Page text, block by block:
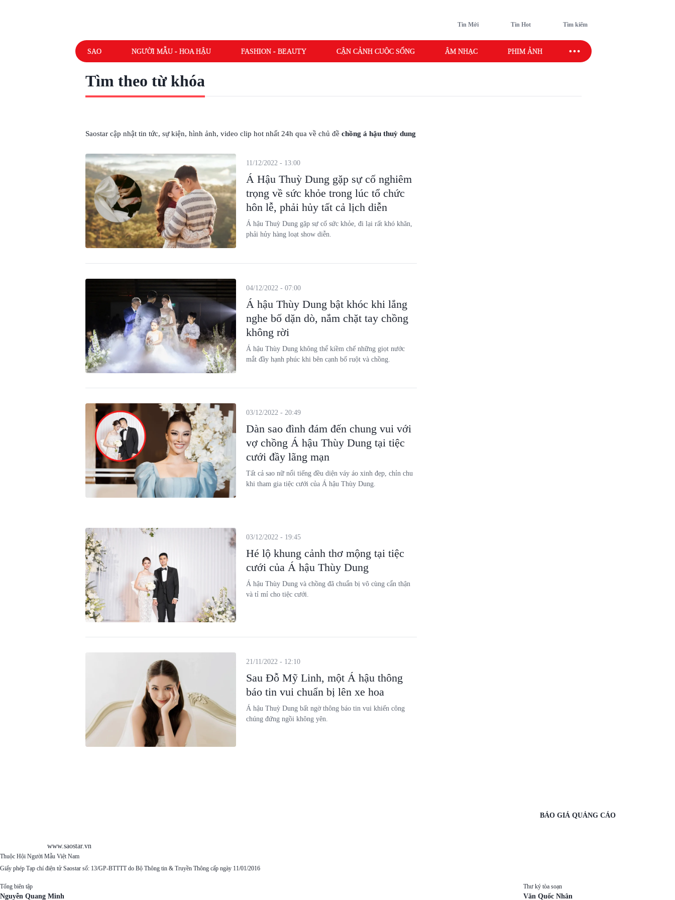
Tin Mới Tin Hot Tìm kiếm
SAO NGƯỜI MẪU - HOA HẬU FASHION - BEAUTY CẬN CẢNH CUỘC SỐNG ÂM NHẠC PHIM ẢNH SAO SPORT
Tìm theo từ khóa
Saostar cập nhật tin tức, sự kiện, hình ảnh, video clip hot nhất 24h qua về chủ đề chồng á hậu thuỳ dung
Á Hậu Thuỳ Dung gặp sự cố nghiêm
trọng về sức khỏe trong lúc tổ chức
hôn lễ, phải hủy tất cả lịch diễn
11/12/2022 - 13:00
Á hậu Thuỳ Dung gặp sự cố sức khỏe, đi lại rất khó khăn,
phải hủy hàng loạt show diễn.
Á hậu Thùy Dung bật khóc khi lắng
nghe bố dặn dò, nắm chặt tay chồng
không rời
04/12/2022 - 07:00
Á hậu Thùy Dung không thể kiềm chế những giọt nước
mắt đầy hạnh phúc khi bên cạnh bố ruột và chồng.
Dàn sao đình đám đến chung vui với
vợ chồng Á hậu Thùy Dung tại tiệc
cưới đầy lãng mạn
03/12/2022 - 20:49
Tất cả sao nữ nổi tiếng đều diện váy áo xinh đẹp, chỉn chu
khi tham gia tiệc cưới của Á hậu Thùy Dung.
Hé lộ khung cảnh thơ mộng tại tiệc
cưới của Á hậu Thùy Dung
03/12/2022 - 19:45
Á hậu Thùy Dung và chồng đã chuẩn bị vô cùng cẩn thận
và tỉ mỉ cho tiệc cưới.
Sau Đỗ Mỹ Linh, một Á hậu thông
báo tin vui chuẩn bị lên xe hoa
21/11/2022 - 12:10
Á hậu Thuỳ Dung bất ngờ thông báo tin vui khiến công
chúng đứng ngồi không yên.
www.saostar.vn
BÁO GIÁ QUẢNG CÁO
Thuộc Hội Người Mẫu Việt Nam
Giấy phép Tạp chí điện tử Saostar số: 13/GP-BTTTT do Bộ Thông tin & Truyền Thông cấp ngày 11/01/2016
Tổng biên tập
Nguyễn Quang Minh
Thư ký tòa soạn
Văn Quốc Nhân